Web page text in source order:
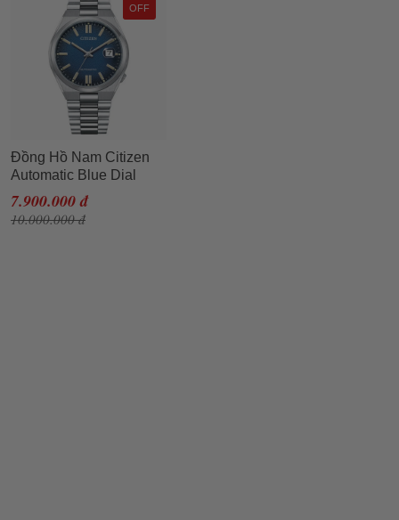
OFF
Đồng Hồ Nam Citizen
Automatic Blue Dial
Men's Watch NJ0151-
88L Màu Xanh Bạc
7.900.000 đ
10.000.000 đ